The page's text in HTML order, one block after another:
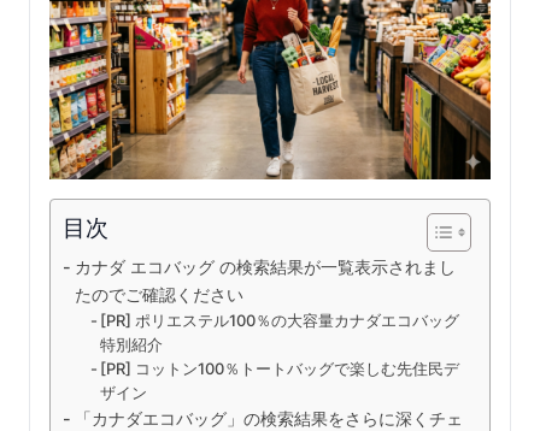
目次
カナダ エコバッグ の検索結果が一覧表示されまし
たのでご確認ください
[PR] ポリエステル100％の大容量カナダエコバッグ
特別紹介
[PR] コットン100％トートバッグで楽しむ先住民デ
ザイン
「カナダエコバッグ」の検索結果をさらに深くチェ